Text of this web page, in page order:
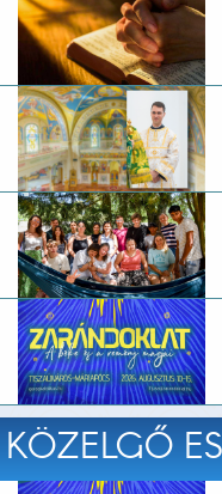
KÖZELGŐ